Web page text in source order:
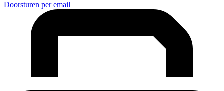
Doorsturen per email